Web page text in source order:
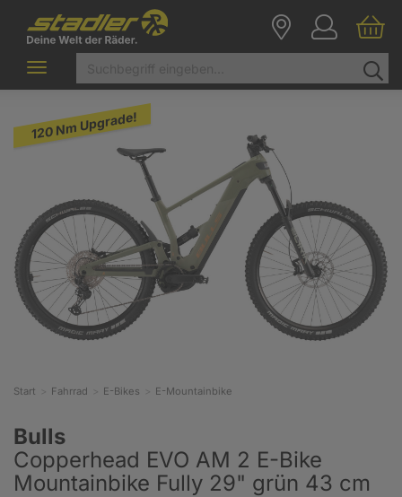
Toggle
navigation
120 Nm Upgrade!
Start Fahrrad E-Bikes E-Mountainbike
Bulls
Copperhead EVO AM 2 E-Bike
Mountainbike Fully 29" grün 43 cm